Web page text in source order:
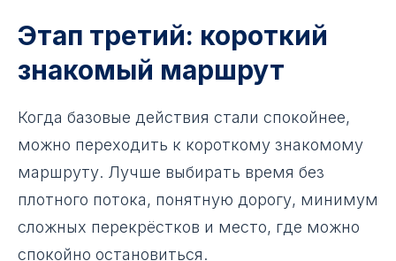
Этап третий: короткий
знакомый маршрут
Когда базовые действия стали спокойнее,
можно переходить к короткому знакомому
маршруту. Лучше выбирать время без
плотного потока, понятную дорогу, минимум
сложных перекрёстков и место, где можно
спокойно остановиться.